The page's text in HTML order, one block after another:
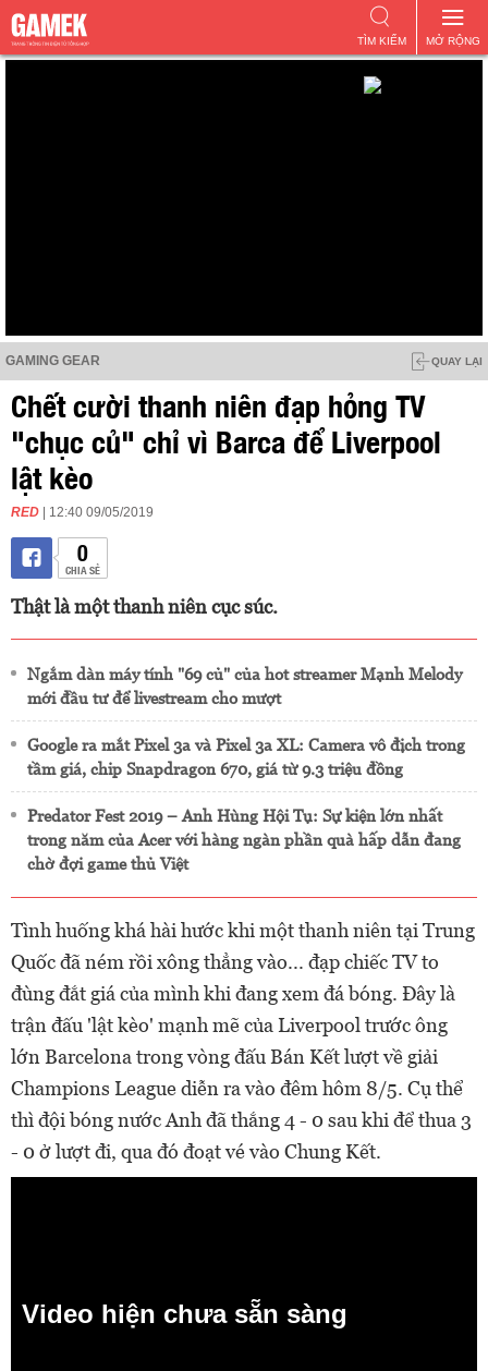
MỞ RỘNG
TÌM KIẾM
GAMING GEAR QUAY LẠI
Chết cười thanh niên đạp hỏng TV
"chục củ" chỉ vì Barca để Liverpool
lật kèo
RED | 12:40 09/05/2019
0
CHIA SẺ
Thật là một thanh niên cục súc.
Ngắm dàn máy tính "69 củ" của hot streamer Mạnh Melody
mới đầu tư để livestream cho mượt
Google ra mắt Pixel 3a và Pixel 3a XL: Camera vô địch trong
tầm giá, chip Snapdragon 670, giá từ 9.3 triệu đồng
Predator Fest 2019 – Anh Hùng Hội Tụ: Sự kiện lớn nhất
trong năm của Acer với hàng ngàn phần quà hấp dẫn đang
chờ đợi game thủ Việt
Tình huống khá hài hước khi một thanh niên tại Trung
Quốc đã ném rồi xông thẳng vào... đạp chiếc TV to
đùng đắt giá của mình khi đang xem đá bóng. Đây là
trận đấu 'lật kèo' mạnh mẽ của Liverpool trước ông
lớn Barcelona trong vòng đấu Bán Kết lượt về giải
Champions League diễn ra vào đêm hôm 8/5. Cụ thể
thì đội bóng nước Anh đã thắng 4 - 0 sau khi để thua 3
- 0 ở lượt đi, qua đó đoạt vé vào Chung Kết.
Video hiện chưa sẵn sàng